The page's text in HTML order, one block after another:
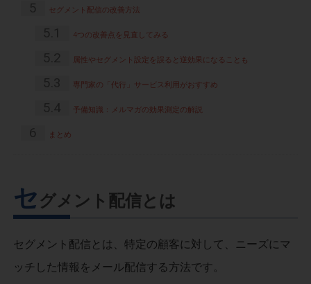
セグメント配信の改善方法
4つの改善点を見直してみる
属性やセグメント設定を誤ると逆効果になることも
専門家の「代行」サービス利用がおすすめ
予備知識：メルマガの効果測定の解説
まとめ
セ グメント配信とは
セグメント配信とは、特定の顧客に対して、ニーズにマ
ッチした情報をメール配信する方法です。